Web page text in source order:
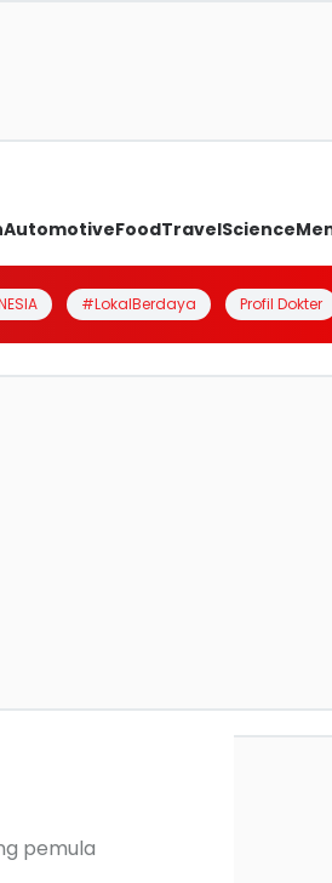
AutomotiveFoodTravelScience
#LokalBerdaya Profil Dokter
pemula